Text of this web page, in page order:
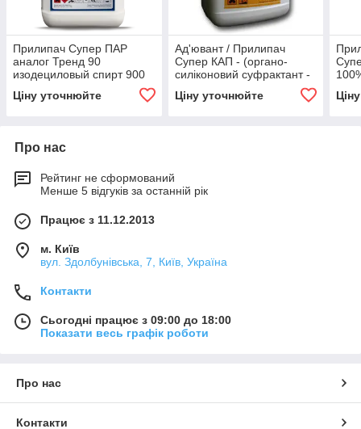
Прилипач Супер ПАР
аналог Тренд 90
изодециловый спирт 900
Ціну уточнюйте
Ад'ювант / Прилипач
Супер КАП - (органо-
силіконовий суфрактант -
Ціну уточнюйте
Про нас
Рейтинг не сформований
Менше 5 відгуків за останній рік
Працює з 11.12.2013
м. Київ
вул. Здолбунівська, 7, Київ, Україна
Контакти
Сьогодні працює з 09:00 до 18:00
Показати весь графік роботи
Про нас
Контакти